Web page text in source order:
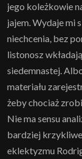
jego koleżkowie
jajem. Wydaje mi
niechcenia, bez
listonosz
siedemnastej.
materiału
żeby chociaż
Nie ma sensu
bardziej
eklektyzmu